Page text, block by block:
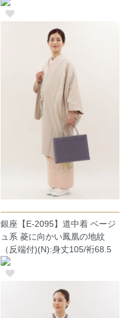
銀座【E-2095】道中着 ベージ
ュ系 菱に向かい鳳凰の地紋
（反端付)(N):身丈105/裄68.5